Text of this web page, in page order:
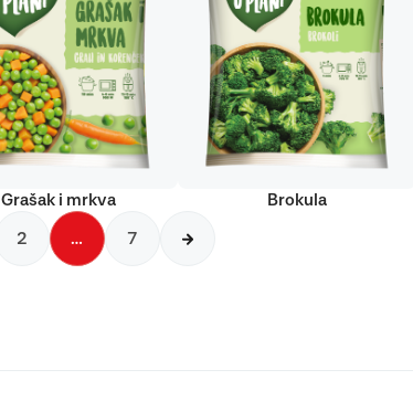
Grašak i mrkva Brokula
2 … 7